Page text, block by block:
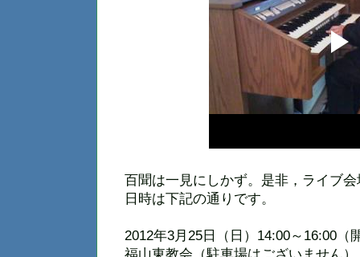
百聞は一見にしかず。是非，ライブ
日時は下記の通りです。
2012年3月25日（日）14:00～16:00